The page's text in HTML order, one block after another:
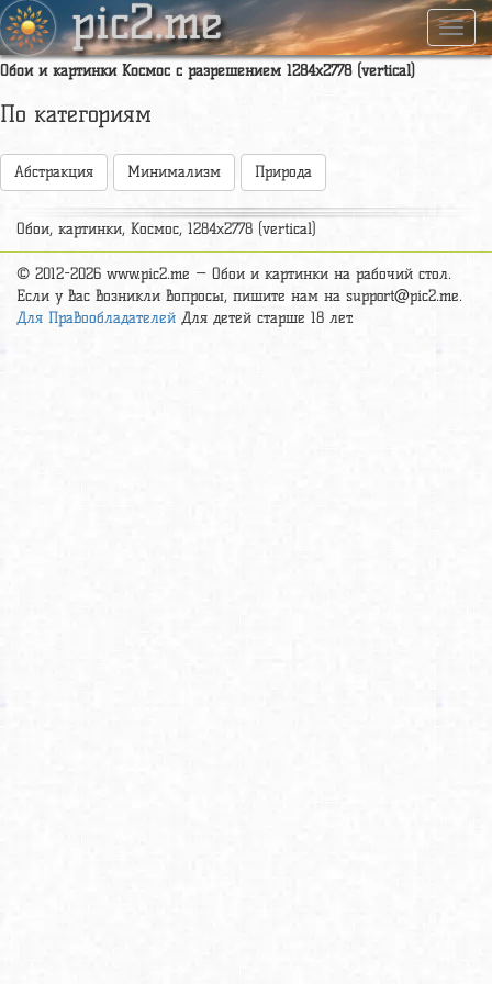
pic2.me
Обои и картинки Космос с разрешением 1284x2778 (vertical)
По категориям
Абстракция Минимализм Природа
Обои, картинки, Космос, 1284x2778 (vertical)
© 2012-2026 www.pic2.me — Обои и картинки на рабочий стол.
Если у вас возникли вопросы, пишите нам на support@pic2.me.
Для Правообладателей Для детей старше 18 лет.